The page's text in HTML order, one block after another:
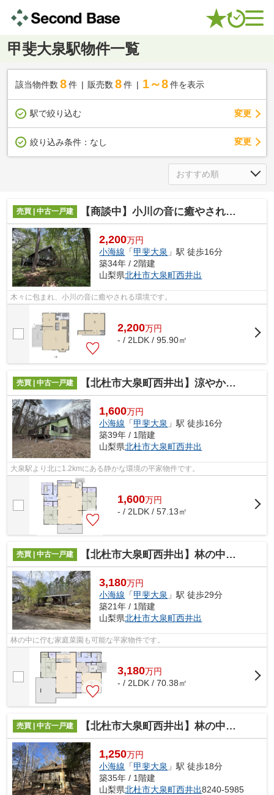
甲斐大泉駅物件一覧
該当物件数 8件 販売数 8 件 1～8 件を表示
駅で絞り込む 変更
絞り込み条件： なし 変更
売買 | 中古一戸建 【商談中】小川の音に癒やされる物件
2,200万円
小海線 「甲斐大泉 」駅 徒歩16分
築34年 / 2階建
山梨県北杜市大泉町西井出
木々に包まれ、小川の音に癒やされる環境です。
2,200万円
- / 2LDK / 95.90㎡
売買 | 中古一戸建 【北杜市大泉町西井出】涼やかな高原に佇む、コンパクトな平屋別荘
1,600万円
小海線 「甲斐大泉 」駅 徒歩16分
築39年 / 1階建
山梨県北杜市大泉町西井出
大泉駅より北に1.2kmにある静かな環境の平家物件です。
1,600万円
- / 2LDK / 57.13㎡
売買 | 中古一戸建 【北杜市大泉町西井出】林の中にある家庭菜園も可能な平家
3,180万円
小海線 「甲斐大泉 」駅 徒歩29分
築21年 / 1階建
山梨県北杜市大泉町西井出
林の中に佇む家庭菜園も可能な平家物件です。
3,180万円
- / 2LDK / 70.38㎡
売買 | 中古一戸建 【北杜市大泉町西井出】林の中にあるコンパクトな平家
1,250万円
小海線 「甲斐大泉 」駅 徒歩18分
築35年 / 1階建
山梨県北杜市大泉町西井出8240-5985